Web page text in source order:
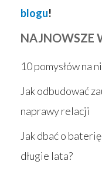
blogu!
NAJNOWSZE
10 pomysłów na
Jak odbudować
naprawy relacji
Jak dbać o
długie lata?